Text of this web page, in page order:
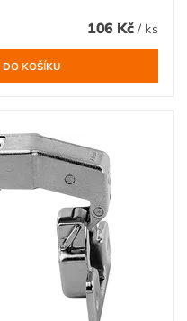
106 Kč / ks